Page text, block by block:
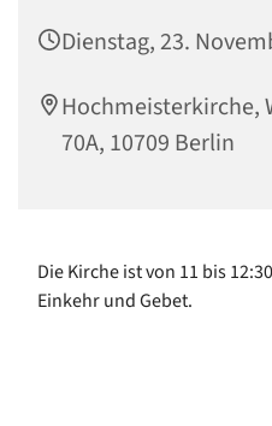
Dienstag, 23.
Hochmeisterkirche,
70A, 10709 Berlin
Die Kirche ist von 11 bis
Einkehr und Gebet.